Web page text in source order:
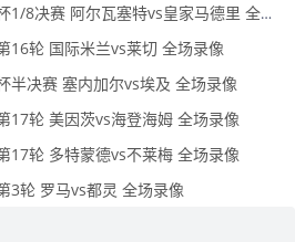
2026年01月15日 国王杯1/8决赛 阿尔瓦塞特vs皇家马德里 全场录像
16轮 国际米兰vs莱切 全场录像
半决赛 塞内加尔vs埃及 全场录像
17轮 美因茨vs海登海姆 全场录像
17轮 多特蒙德vs不莱梅 全场录像
3轮 罗马vs都灵 全场录像